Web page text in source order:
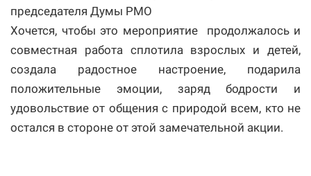
председателя Думы РМО
Хочется, чтобы это мероприятие продолжалось и
совместная работа сплотила взрослых и детей,
создала радостное настроение, подарила
положительные эмоции, заряд бодрости и
удовольствие от общения с природой всем, кто не
остался в стороне от этой замечательной акции.